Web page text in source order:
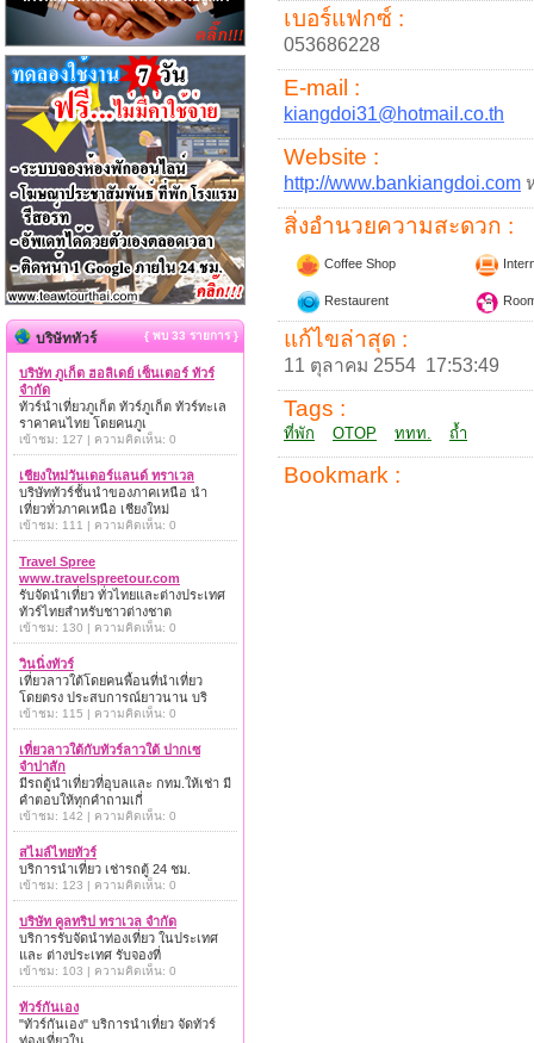
เบอร์แฟกซ์ :
053686228
E-mail :
kiangdoi31@hotmail.co.th
Website :
http://www.bankiangdoi.com
สิ่งอำนวยความสะดวก :
Coffee Shop
Restaurent
แก้ไขล่าสุด :
11 ตุลาคม 2554 17:53:49
Tags :
ที่พัก OTOP ททท. ถ้ำ
Bookmark :
บริษัททัวร์ { พบ 33 รายการ }
บริษัท ภูเก็ต ฮอลิเดย์ เซ็นเตอร์ ทัวร์
จำกัด
ทัวร์นำเที่ยวภูเก็ต ทัวร์ภูเก็ต ทัวร์ทะเล
ราคาคนไทย โดยคนภูเ
เข้าชม: 127 | ความคิดเห็น: 0
เชียงใหม่วันเดอร์แลนด์ ทราเวล
บริษัททัวร์ชั้นนำของภาคเหนือ นำ
เที่ยวทั่วภาคเหนือ เชียงใหม่
เข้าชม: 111 | ความคิดเห็น: 0
Travel Spree
www.travelspreetour.com
รับจัดนำเที่ยว ทั่วไทยและต่างประเทศ
ทัวร์ไทยสำหรับชาวต่างชาต
เข้าชม: 130 | ความคิดเห็น: 0
วินนิ่งทัวร์
เที่ยวลาวใต้โดยคนพื้อนที่นำเที่ยว
โดยตรง ประสบการณ์ยาวนาน บริ
เข้าชม: 115 | ความคิดเห็น: 0
เที่ยวลาวใต้กับทัวร์ลาวใต้ ปากเซ
จำปาสัก
มีรถตู้นำเที่ยวที่อุบลและ กทม.ให้เช่า มี
คำตอบให้ทุกคำถามเกี่
เข้าชม: 142 | ความคิดเห็น: 0
สไมล์ไทยทัวร์
บริการนำเที่ยว เช่ารถตู้ 24 ชม.
เข้าชม: 123 | ความคิดเห็น: 0
บริษัท คูลทริป ทราเวล จำกัด
บริการรับจัดนำท่องเที่ยว ในประเทศ
และ ต่างประเทศ รับจองที่
เข้าชม: 103 | ความคิดเห็น: 0
ทัวร์กันเอง
"ทัวร์กันเอง" บริการนำเที่ยว จัดทัวร์